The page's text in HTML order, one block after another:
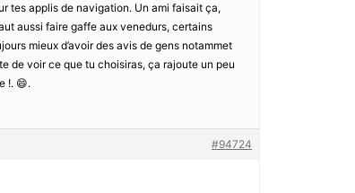
tes applis de navigation. Un ami faisait ça,
aussi faire gaffe aux venedurs, certains
mieux d’avoir des avis de gens notammet
de voir ce que tu choisiras, ça rajoute un peu
!. 😄.
#94724